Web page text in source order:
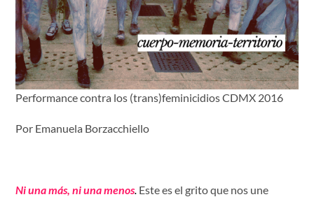
Performance contra los (trans)feminicidios CDMX 2016
Por Emanuela Borzacchiello
Ni una más, ni una menos Este es el grito que nos une